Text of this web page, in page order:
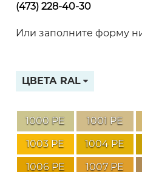
(473) 228-40-30
Или заполните форму
ЦВЕТА RAL
1000 PE 1001 PE
1003 PE
1004 PE
1006 PE
1007 PE